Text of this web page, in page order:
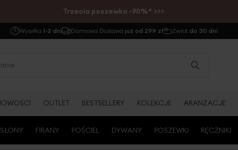
Trzecia poszewka -90%* >>>
Wysyłka 1-2 dni Darmowa Dostawa już od 299 zł Zwrot do 30 dni
OUTLET BESTSELLERY KOLEKCJE ARANŻACJE
FIRANY POŚCIEL DYWANY POSZEWKI RĘCZNIKI